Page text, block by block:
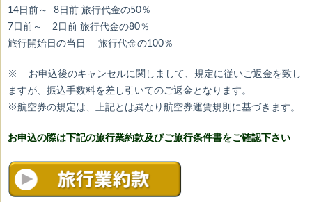
14日前～ 8日前 旅行代金の50％
7日前～ 2日前 旅行代金の80％
旅行開始日の当日 旅行代金の100％
※ お申込後のキャンセルに関しまして、規定に従いご返金を致し
ますが、振込手数料を差し引いてのご返金となります。
※航空券の規定は、上記とは異なり航空券運賃規則に基づきます。
お申込の際は下記の旅行業約款及びご旅行条件書をご確認下さい